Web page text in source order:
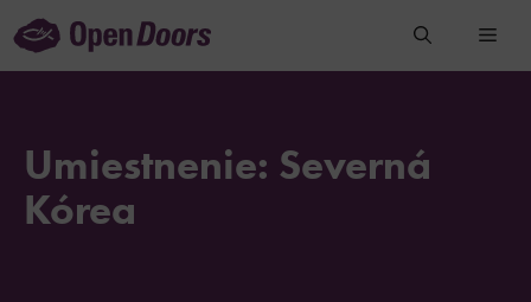
Preskočiť
na
Umiestnenie: Severná
Kórea